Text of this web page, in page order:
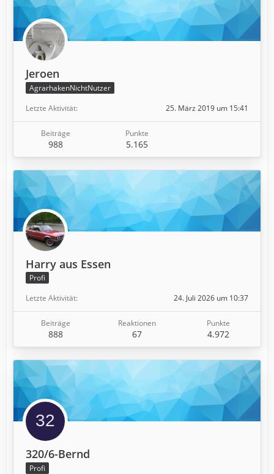
Jeroen
AgrarhakenNichtNutzer
Letzte Aktivität
25. März 2019 um 15:41
Beiträge
988
Punkte
5.165
Harry aus Essen
Profi
Letzte Aktivität
24. Juli 2026 um 10:37
Beiträge
888
Reaktionen
67
Punkte
4.972
320/6-Bernd
Profi